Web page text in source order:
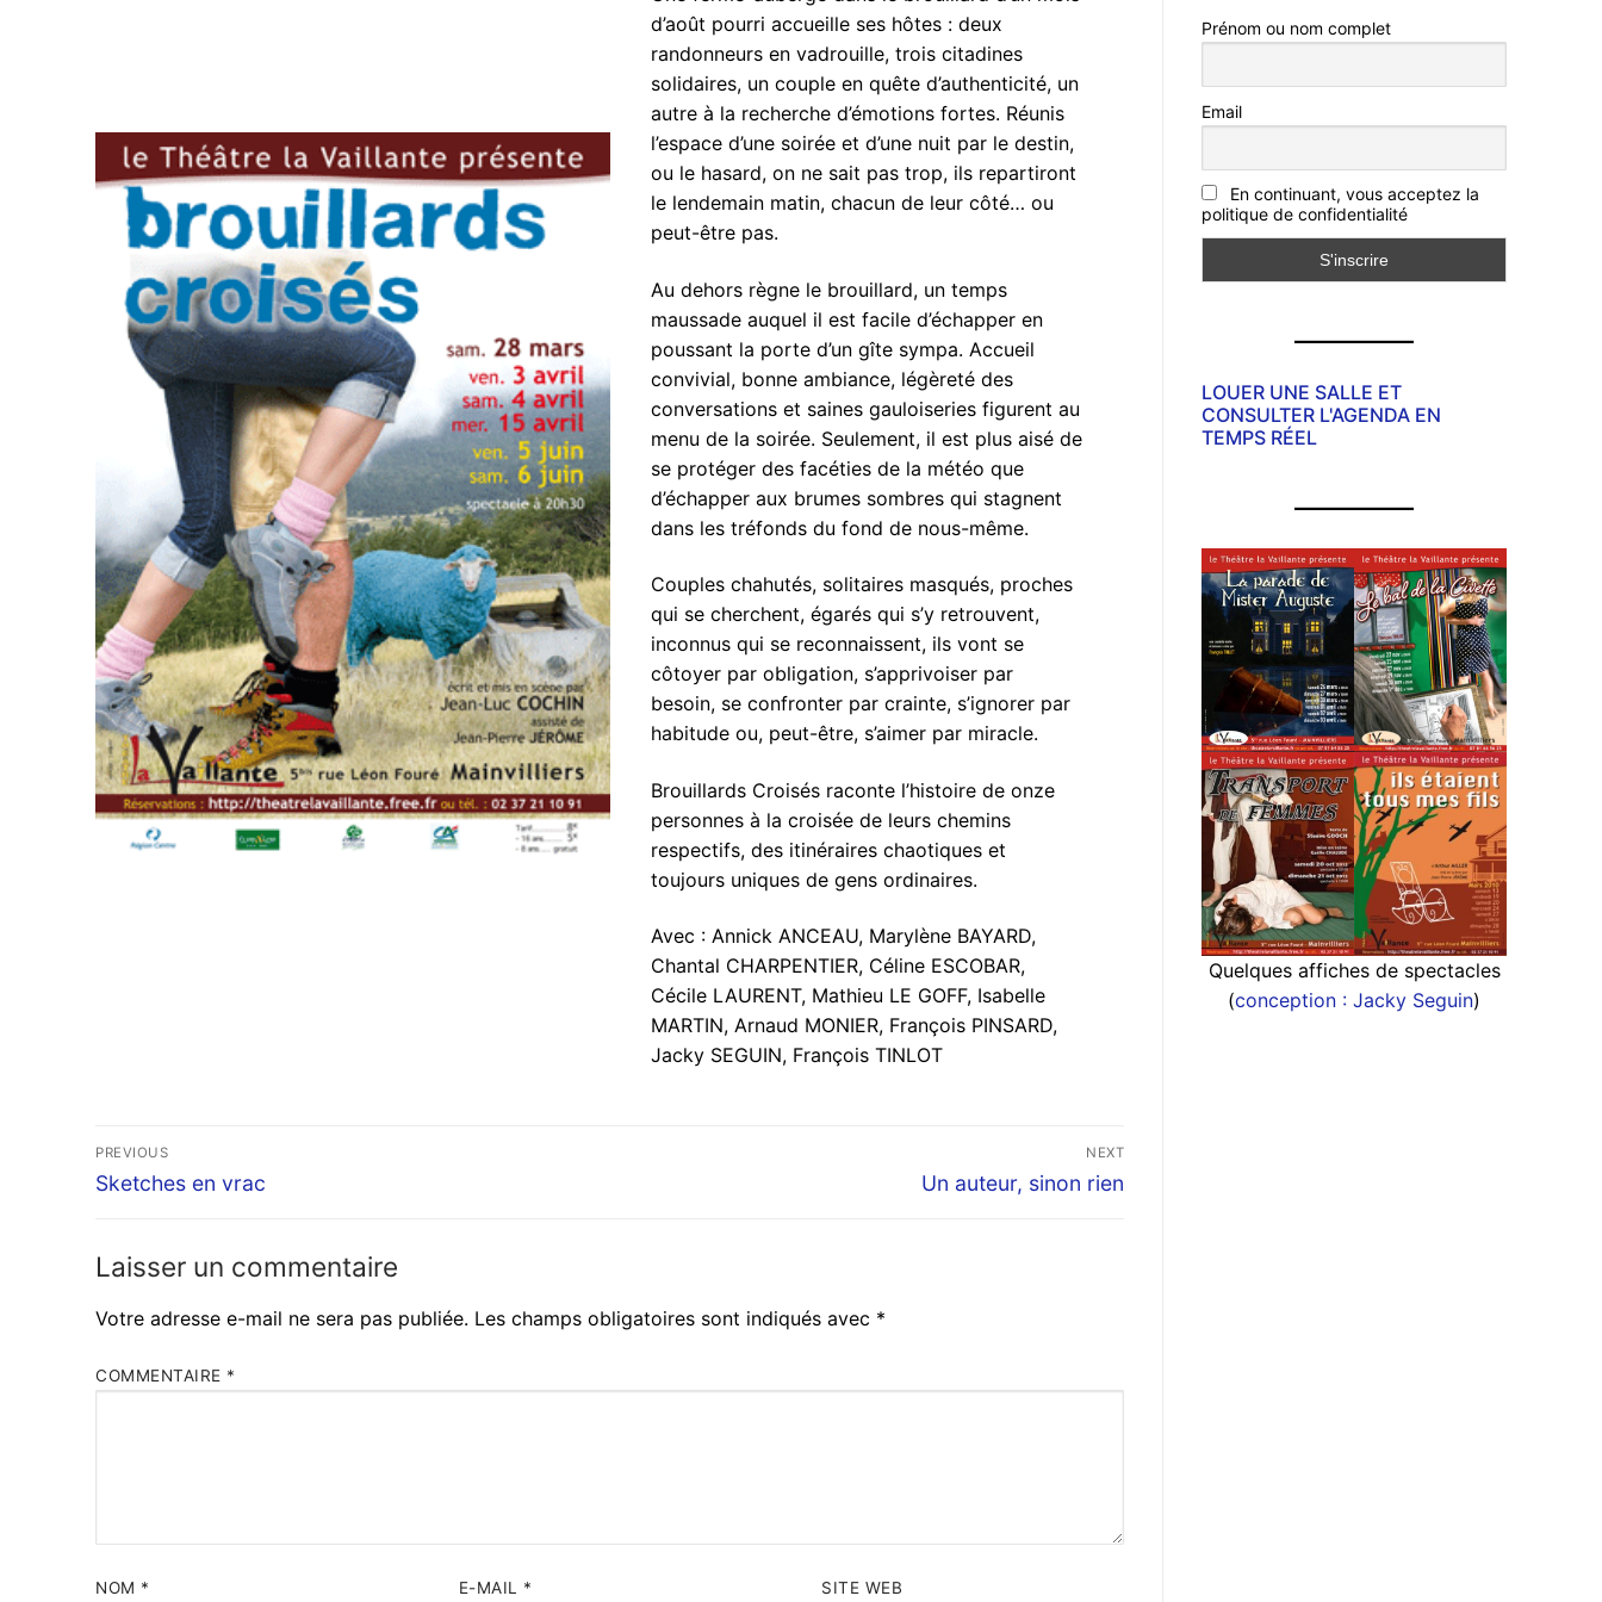
d’août pourri accueille ses hôtes : deux
randonneurs en vadrouille, trois citadines
solidaires, un couple en quête d’authenticité, un
autre à la recherche d’émotions fortes. Réunis
l’espace d’une soirée et d’une nuit par le destin,
ou le hasard, on ne sait pas trop, ils repartiront
le lendemain matin, chacun de leur côté… ou
peut-être pas.
Au dehors règne le brouillard, un temps
maussade auquel il est facile d’échapper en
poussant la porte d’un gîte sympa. Accueil
convivial, bonne ambiance, légèreté des
conversations et saines gauloiseries figurent au
menu de la soirée. Seulement, il est plus aisé de
se protéger des facéties de la météo que
d’échapper aux brumes sombres qui stagnent
dans les tréfonds du fond de nous-même.
Couples chahutés, solitaires masqués, proches
qui se cherchent, égarés qui s’y retrouvent,
inconnus qui se reconnaissent, ils vont se
côtoyer par obligation, s’apprivoiser par
besoin, se confronter par crainte, s’ignorer par
habitude ou, peut-être, s’aimer par miracle.
Brouillards Croisés raconte l’histoire de onze
personnes à la croisée de leurs chemins
respectifs, des itinéraires chaotiques et
toujours uniques de gens ordinaires.
Avec : Annick ANCEAU, Marylène BAYARD,
Chantal CHARPENTIER, Céline ESCOBAR,
Cécile LAURENT, Mathieu LE GOFF, Isabelle
MARTIN, Arnaud MONIER, François PINSARD,
Jacky SEGUIN, François TINLOT
Navigation
de
PREVIOUS
Previous
Sketches en vrac
NEXT
Next
Un auteur, sinon rien
Laisser un commentaire
Votre adresse e-mail ne sera pas publiée. Les champs obligatoires sont indiqués avec *
COMMENTAIRE *
NOM * E-MAIL * SITE WEB
Prénom ou nom complet
Email
En continuant, vous acceptez la
politique de confidentialité
LOUER UNE SALLE ET
CONSULTER L'AGENDA EN
TEMPS RÉEL
Quelques affiches de spectacles
(conception : Jacky Seguin)